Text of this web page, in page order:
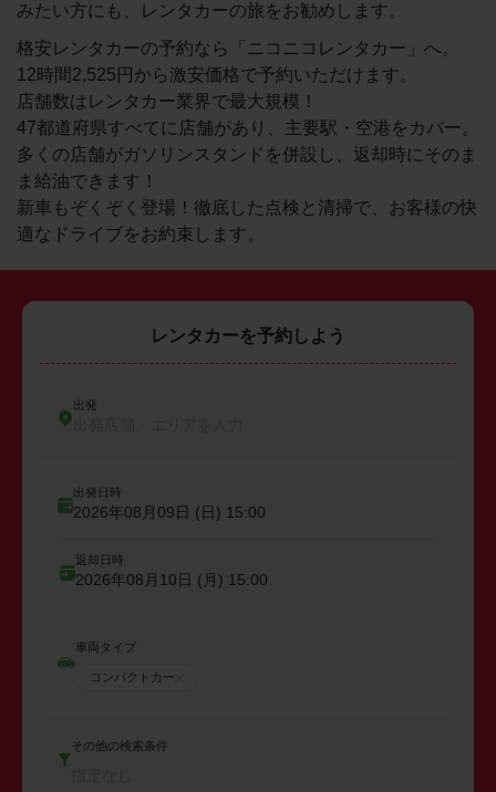
みたい方にも、レンタカーの旅をお勧めします。
格安レンタカーの予約なら「ニコニコレンタカー」へ。
12時間2,525円から激安価格で予約いただけます。
店舗数はレンタカー業界で最大規模！
47都道府県すべてに店舗があり、主要駅・空港をカバー。
多くの店舗がガソリンスタンドを併設し、返却時にそのま
ま給油できます！
新車もぞくぞく登場！徹底した点検と清掃で、お客様の快
適なドライブをお約束します。
レンタカーを予約しよう
出発
出発日時
2026年08月09日 (日) 15:00
返却日時
2026年08月10日 (月) 15:00
車両タイプ
コンパクトカー
その他の検索条件